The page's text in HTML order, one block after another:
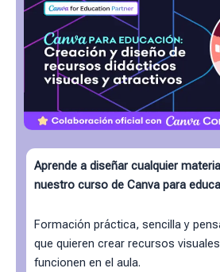
Aprende a diseñar cualquier
nuestro curso de Canva para
Formación práctica, sencilla y
que quieren crear recursos
funcionen en el aula.